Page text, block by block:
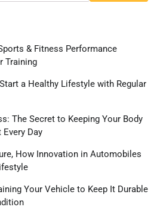
& Fitness Performance
Training
a Healthy Lifestyle with Regular
The Secret to Keeping Your Body
Day
How Innovation in Automobiles
Your Vehicle to Keep It Durable